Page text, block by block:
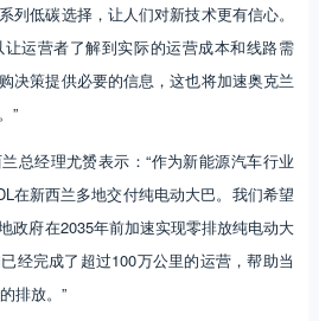
列低碳选择，让人们对新技术更有信心。
运营者了解到实际的运营成本和线路需
决策提供必要的信息，这也将加速奥克兰
”
总经理尤赟表示：“作为新能源汽车行业
在新西兰多地交付纯电动大巴。我们希望
政府在2035年前加速实现零排放纯电动大
经完成了超过100万公里的运营，帮助当
排放。”